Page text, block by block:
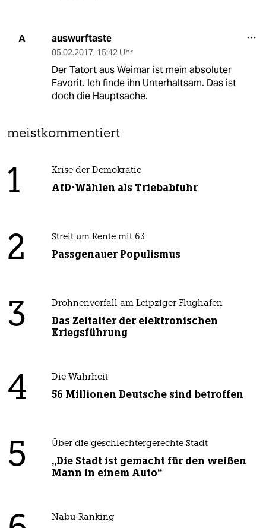
A auswurftaste
05.02.2017, 15:42 Uhr
Der Tatort aus Weimar ist mein absoluter
Favorit. Ich finde ihn Unterhaltsam. Das ist
doch die Hauptsache.
meistkommentiert
1 Krise der Demokratie
AfD-Wählen als Triebabfuhr
2 Streit um Rente mit 63
Passgenauer Populismus
3 Drohnenvorfall am Leipziger Flughafen
Das Zeitalter der elektronischen
Kriegsführung
4 Die Wahrheit
56 Millionen Deutsche sind betroffen
5 Über die geschlechtergerechte Stadt
„Die Stadt ist gemacht für den weißen
Mann in einem Auto“
Nabu-Ranking